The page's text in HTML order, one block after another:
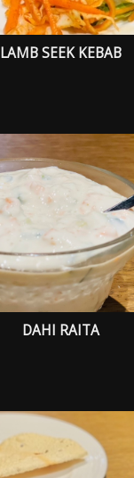
LAMB SEEK KEBAB
DAHI RAITA